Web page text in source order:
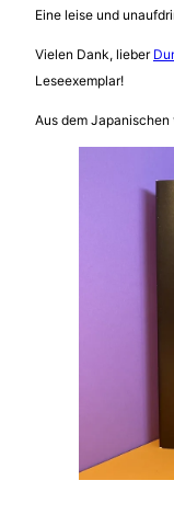
Eine leise und
Vielen Dank, lieber
Leseexemplar!
Aus dem Japanischen